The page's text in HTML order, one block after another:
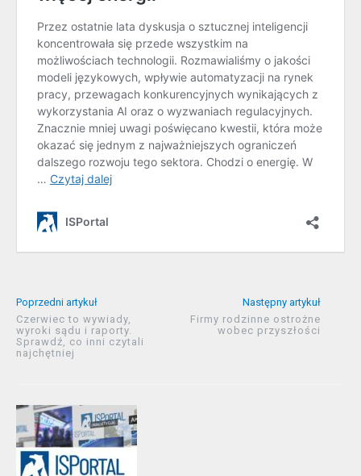
Poprzedni artykuł
Czerwiec to wywiady,
wyroki sądu i raporty.
Sprawdź, co inni czytali
najchętniej
Następny artykuł
Firmy rodzinne ostrożne
wobec przyszłości